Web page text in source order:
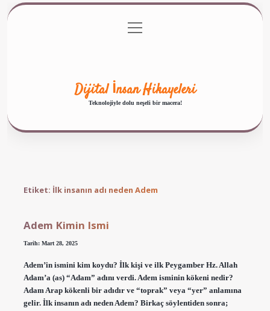
Gizlilik Politikası
menüyü
aç
Dijital İnsan Hikayeleri
Teknolojiyle dolu neşeli bir macera!
Etiket: İlk insanın adı neden Adem
Adem Kimin Ismi
Tarih: Mart 28, 2025
Adem’in ismini kim koydu? İlk kişi ve ilk Peygamber Hz. Allah
Adam’a (as) “Adam” adını verdi. Adem isminin kökeni nedir?
Adam Arap kökenli bir adıdır ve “toprak” veya “yer” anlamına
gelir. İlk insanın adı neden Adem? Birkaç söylentiden sonra;